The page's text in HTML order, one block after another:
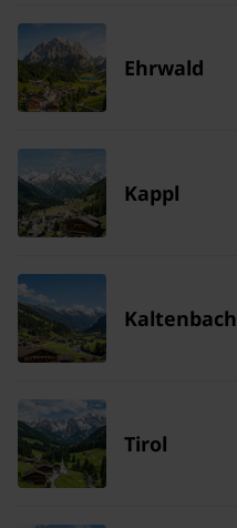
Ehrwald
Kappl
Kaltenbach
Tirol